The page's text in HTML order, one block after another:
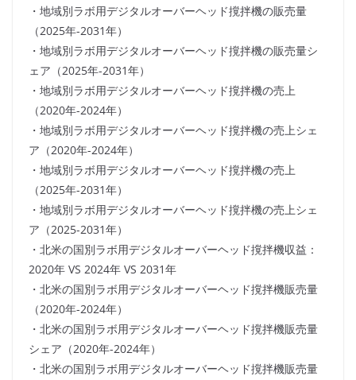
・地域別ラボ用デジタルオーバーヘッド撹拌機の販売量
（2025年-2031年）
・地域別ラボ用デジタルオーバーヘッド撹拌機の販売量シ
ェア（2025年-2031年）
・地域別ラボ用デジタルオーバーヘッド撹拌機の売上
（2020年-2024年）
・地域別ラボ用デジタルオーバーヘッド撹拌機の売上シェ
ア（2020年-2024年）
・地域別ラボ用デジタルオーバーヘッド撹拌機の売上
（2025年-2031年）
・地域別ラボ用デジタルオーバーヘッド撹拌機の売上シェ
ア（2025-2031年）
・北米の国別ラボ用デジタルオーバーヘッド撹拌機収益：
2020年 VS 2024年 VS 2031年
・北米の国別ラボ用デジタルオーバーヘッド撹拌機販売量
（2020年-2024年）
・北米の国別ラボ用デジタルオーバーヘッド撹拌機販売量
シェア（2020年-2024年）
・北米の国別ラボ用デジタルオーバーヘッド撹拌機販売量